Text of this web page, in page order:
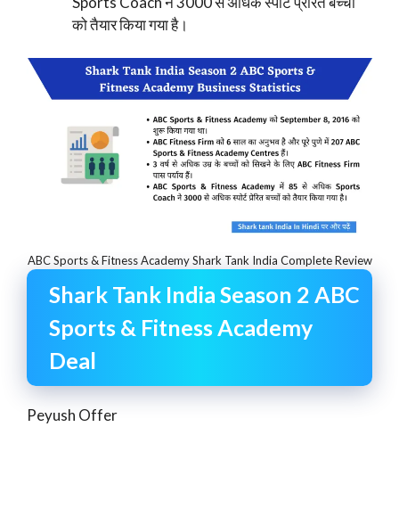
को तैयार किया गया है।
ABC Sports & Fitness Academy Shark Tank India Complete Review
Shark Tank India Season 2 ABC
Sports & Fitness Academy
Deal
Peyush Offer